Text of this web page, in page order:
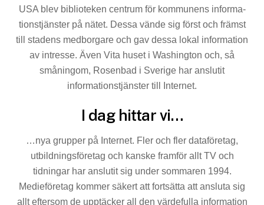
USA blev biblioteken centrum för kommunens informa­
tionstjänster på nätet. Dessa vände sig först och främst
till stadens medborgare och gav dessa lokal information
av intresse. Även Vita huset i Washington och, så
småningom, Rosenbad i Sverige har anslutit
informationstjänster till Internet.
I dag hittar vi…
…nya grupper på Internet. Fler och fler dataföretag,
utbild­ningsföretag och kanske framför allt TV och
tidningar har anslutit sig under sommaren 1994.
Medieföretag kommer säkert att fortsätta att ansluta sig
allt eftersom de upptäcker all den värdefulla information